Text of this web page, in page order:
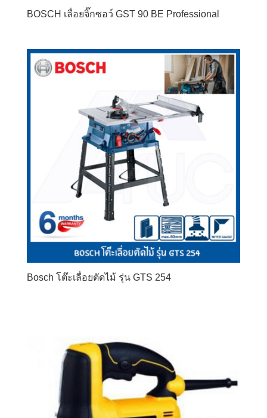
BOSCH เลื่อยจิ๊กซอว์ GST 90 BE Professional
Bosch โต๊ะเลื่อยตัดไม้ รุ่น GTS 254